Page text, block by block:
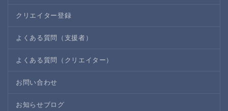
クリエイター登録
よくある質問（支援者）
よくある質問（クリエイター）
お問い合わせ
お知らせブログ